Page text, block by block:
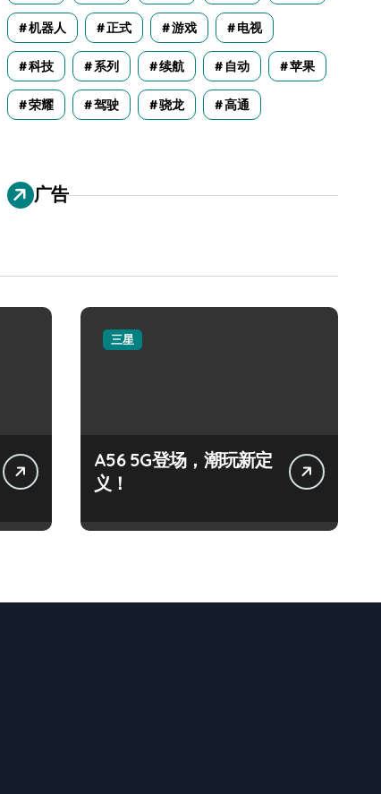
机器人 正式 游戏 电视
科技 系列 续航 自动 苹果
荣耀 驾驶 骁龙 高通
广告
三星
A56 5G登场，潮玩新定
义！